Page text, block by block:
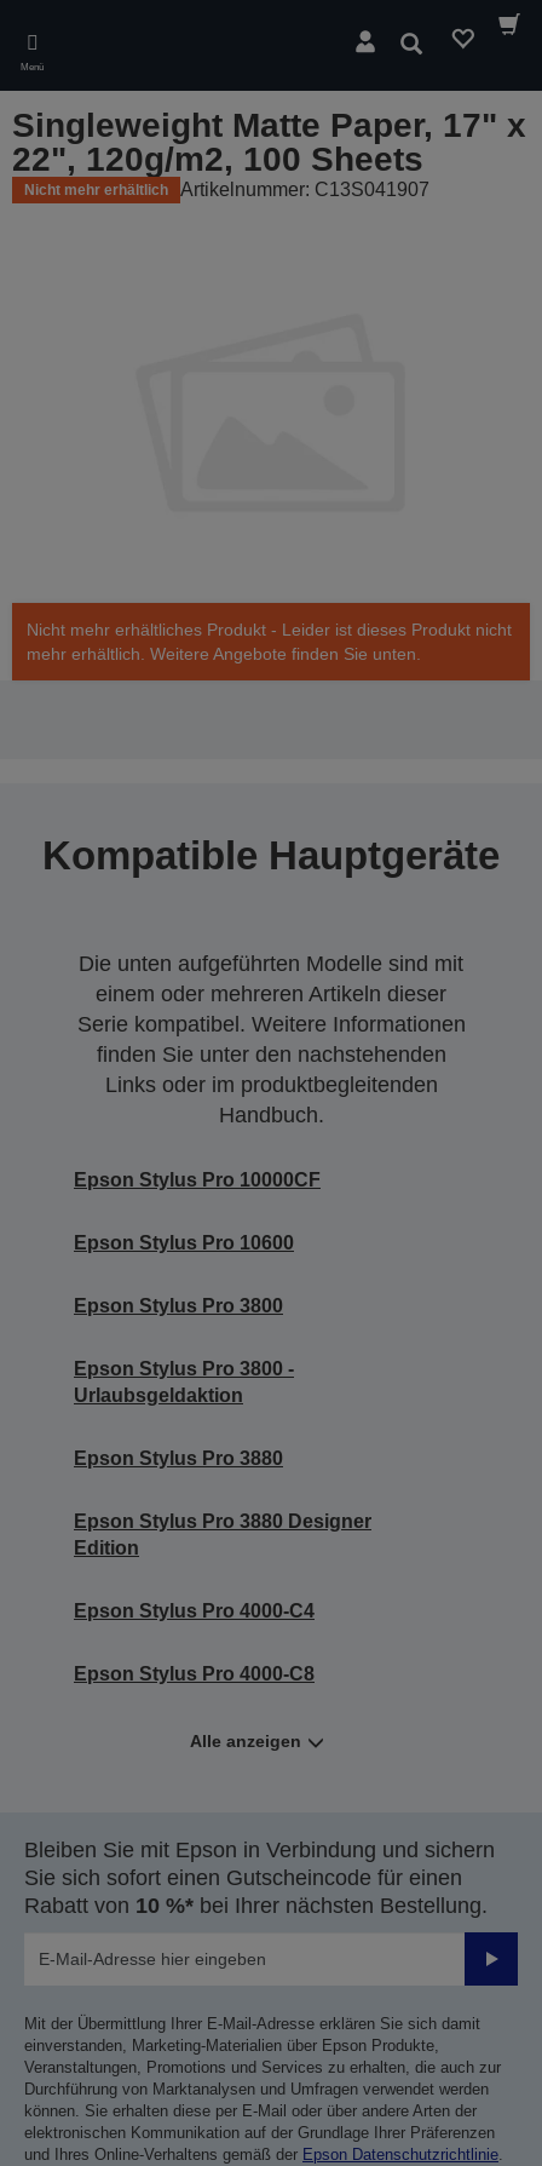
main
content
Menü
Suchen
Singleweight Matte Paper, 17" x
22", 120g/m2, 100 Sheets
Nicht mehr erhältlich Artikelnummer: C13S041907
Nicht mehr erhältliches Produkt - Leider ist dieses Produkt nicht
mehr erhältlich. Weitere Angebote finden Sie unten.
Kompatible Hauptgeräte
Die unten aufgeführten Modelle sind mit
einem oder mehreren Artikeln dieser
Serie kompatibel. Weitere Informationen
finden Sie unter den nachstehenden
Links oder im produktbegleitenden
Handbuch.
Epson Stylus Pro 10000CF
Epson Stylus Pro 10600
Epson Stylus Pro 3800
Epson Stylus Pro 3800 -
Urlaubsgeldaktion
Epson Stylus Pro 3880
Epson Stylus Pro 3880 Designer
Edition
Epson Stylus Pro 4000-C4
Epson Stylus Pro 4000-C8
Alle anzeigen
Bleiben Sie mit Epson in Verbindung und sichern
Sie sich sofort einen Gutscheincode für einen
Rabatt von 10 %* bei Ihrer nächsten Bestellung.
Mit der Übermittlung Ihrer E-Mail-Adresse erklären Sie sich damit
einverstanden, Marketing-Materialien über Epson Produkte,
Veranstaltungen, Promotions und Services zu erhalten, die auch zur
Durchführung von Marktanalysen und Umfragen verwendet werden
können. Sie erhalten diese per E-Mail oder über andere Arten der
elektronischen Kommunikation auf der Grundlage Ihrer Präferenzen
und Ihres Online-Verhaltens gemäß der Epson Datenschutzrichtlinie.